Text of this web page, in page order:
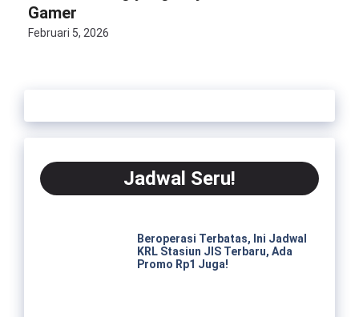
Gamer
Februari 5, 2026
Jadwal Seru!
Beroperasi Terbatas, Ini Jadwal
KRL Stasiun JIS Terbaru, Ada
Promo Rp1 Juga!